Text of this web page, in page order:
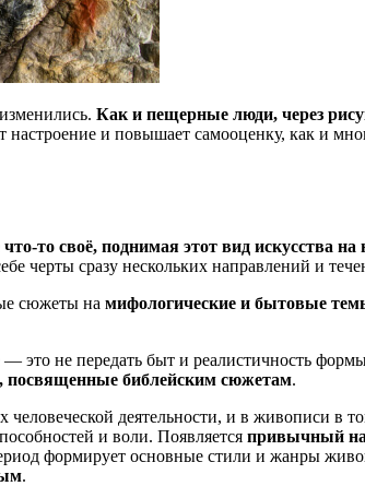
Как и пещерные люди, через
и повышает самооценку, как и
то своё, поднимая этот вид искусства
черты сразу нескольких направлений и
сюжеты на мифологические и бытовые
это не передать быт и реалистичность
библейским сюжетам.
человеческой деятельности, и в живописи в
и воли. Появляется привычный
формирует основные стили и жанры
.